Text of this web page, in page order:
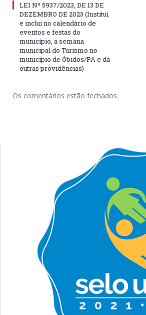
LEI Nº 5937/2023, DE 13 DE
DEZEMBRO DE 2023 (Institui
e inclui no calendário de
eventos e festas do
município, a semana
municipal do Turismo no
município de Óbidos/PA e dá
outras providências)
Os comentários estão fechados.